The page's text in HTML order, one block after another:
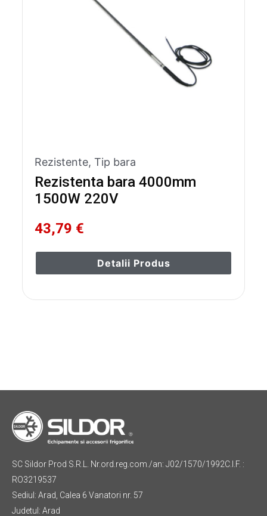
Rezistente,Tip bara
Rezistenta bara 4000mm
1500W 220V
43,79 €
Detalii Produs
SC Sildor Prod S.R.L. Nr.ord.reg.com./an: J02/1570/1992C.I.F. :
RO3219537
Sediul: Arad, Calea 6 Vanatori nr. 57
Judetul: Arad